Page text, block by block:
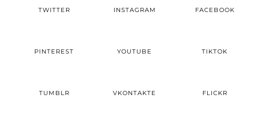
TWITTER INSTAGRAM FACEBOOK
PINTEREST YOUTUBE TIKTOK
TUMBLR VKONTAKTE FLICKR